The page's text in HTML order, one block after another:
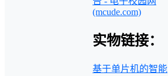
(mcude.com)
实物链接：
基于单片机的智能